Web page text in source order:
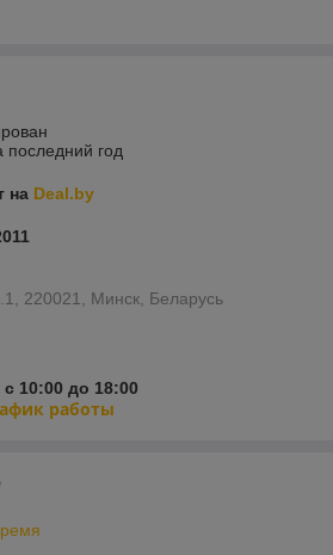
последний год
на Deal.by
220021, Минск, Беларусь
10:00 до 18:00
работы